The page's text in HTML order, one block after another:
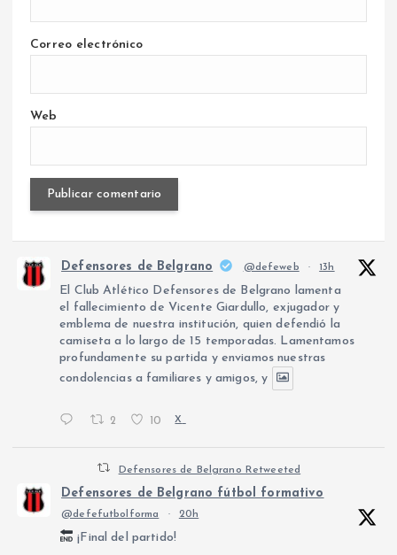
Correo electrónico
Web
Defensores de Belgrano @defeweb · 13h
El Club Atlético Defensores de Belgrano lamenta
el fallecimiento de Vicente Giardullo, exjugador y
emblema de nuestra institución, quien defendió la
camiseta a lo largo de 15 temporadas. Lamentamos
profundamente su partida y enviamos nuestras
condolencias a familiares y amigos, y
2 10 X
Defensores de Belgrano Retweeted
Defensores de Belgrano fútbol formativo
@defefutbolforma · 20h
¡Final del partido!